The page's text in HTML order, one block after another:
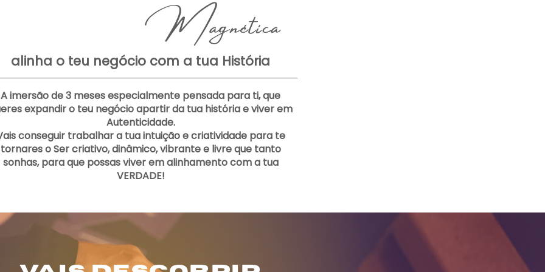
Magnética
alinha o teu negócio com a tua História
A imersão de 3 meses especialmente pensada para ti, que
expandir o teu negócio apartir da tua história e viver em
Autenticidade.
conseguir trabalhar a tua intuição e criatividade para te
tornares o Ser criativo, dinâmico, vibrante e livre que tanto
sonhas, para que possas viver em alinhamento com a tua
VERDADE!